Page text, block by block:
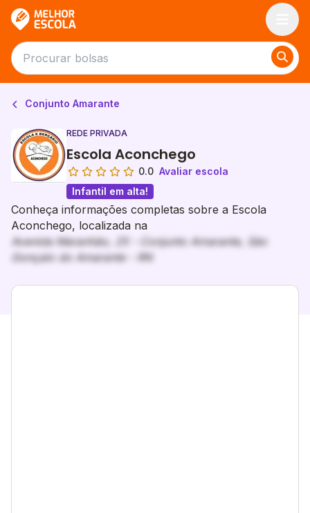
Conjunto Amarante
REDE PRIVADA
Escola Aconchego
0.0 Avaliar escola
Infantil em alta!
Conheça informações completas sobre a Escola
Aconchego, localizada na
Avenida Maranhão, 25 - Conjunto Amarante, São
Gonçalo do Amarante - RN